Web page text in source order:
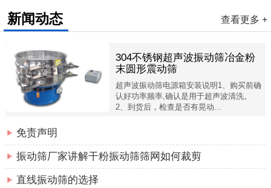
查看更多 +
新闻动态
304不锈钢超声波振动筛冶金粉
末圆形震动筛
超声波振动筛电源箱安装说明1、购买前确
认好功率频率,确认是用于超声波清洗。
2、到货后，检查是否有晃动...
免责声明
振动筛厂家讲解干粉振动筛筛网如何裁剪
直线振动筛的选择